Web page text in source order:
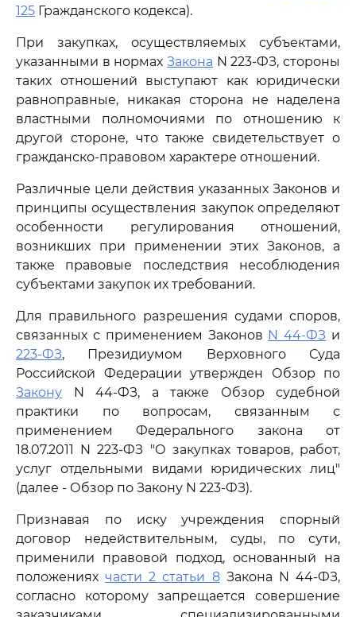
125 Гражданского кодекса).
При закупках, осуществляемых субъектами,
указанными в нормах Закона N 223-ФЗ, стороны
таких отношений выступают как юридически
равноправные, никакая сторона не наделена
властными полномочиями по отношению к
другой стороне, что также свидетельствует о
гражданско-правовом характере отношений.
Различные цели действия указанных Законов и
принципы осуществления закупок определяют
особенности регулирования отношений,
возникших при применении этих Законов, а
также правовые последствия несоблюдения
субъектами закупок их требований.
Для правильного разрешения судами споров,
связанных с применением Законов N 44-ФЗ и
223-ФЗ, Президиумом Верховного Суда
Российской Федерации утвержден Обзор по
Закону N 44-ФЗ, а также Обзор судебной
практики по вопросам, связанным с
применением Федерального закона от
18.07.2011 N 223-ФЗ "О закупках товаров, работ,
услуг отдельными видами юридических лиц"
(далее - Обзор по Закону N 223-ФЗ).
Признавая по иску учреждения спорный
договор недействительным, суды, по сути,
применили правовой подход, основанный на
положенияхчасти 2 статьи 8Закона N 44-ФЗ,
согласно которому запрещается совершение